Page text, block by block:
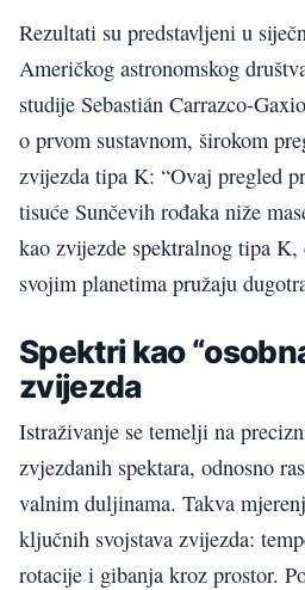
Rezultati su predstavljeni u
Američkog astronomskog
studije Sebastián Carrazco-
o prvom sustavnom, širokom
zvijezda tipa K: “Ovaj pregled
tisuće Sunčevih rođaka niže
kao zvijezde spektralnog tipa K,
svojim planetima pružaju
Spektri kao
zvijezda
Istraživanje se temelji na
zvjezdanih spektara, odnosno
valnim duljinama. Takva
ključnih svojstava zvijezda:
rotacije i gibanja kroz prostor.